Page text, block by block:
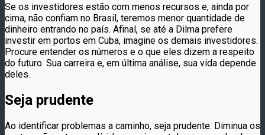
Se os investidores estão com menos recursos e, ainda por
cima, não confiam no Brasil, teremos menor quantidade de
dinheiro entrando no país. Afinal, se até a Dilma prefere
investir em portos em Cuba, imagine os demais investidores.
Procure entender os números e o que eles dizem a respeito
do futuro. Sua carreira e, em última análise, sua vida depende
deles.
Seja prudente
Ao identificar problemas a caminho, seja prudente. Diminua os